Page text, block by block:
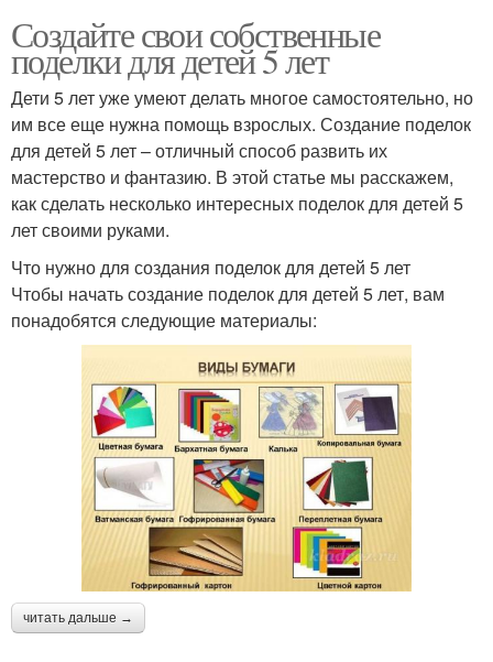
Создайте свои собственные
поделки для детей 5 лет
Дети 5 лет уже умеют делать многое самостоятельно, но
им все еще нужна помощь взрослых. Создание поделок
для детей 5 лет – отличный способ развить их
мастерство и фантазию. В этой статье мы расскажем,
как сделать несколько интересных поделок для детей 5
лет своими руками.
Что нужно для создания поделок для детей 5 лет
Чтобы начать создание поделок для детей 5 лет, вам
понадобятся следующие материалы:
читать дальше →